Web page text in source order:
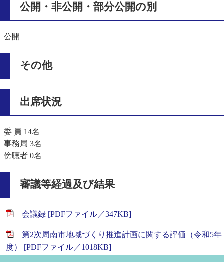
公開・非公開・部分公開の別
公開
その他
出席状況
委 員 14名
事務局 3名
傍聴者 0名
審議等経過及び結果
会議録 [PDFファイル／347KB]
第2次周南市地域づくり推進計画に関する評価（令和5年
度） [PDFファイル／1018KB]